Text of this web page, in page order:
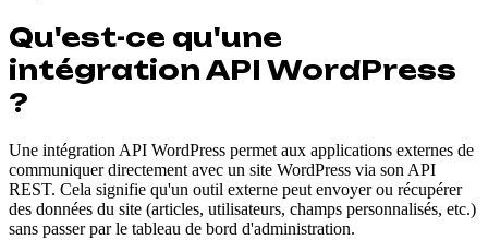
Qu'est-ce qu'une
intégration API WordPress
?
Une intégration API WordPress permet aux applications externes de
communiquer directement avec un site WordPress via son API
REST. Cela signifie qu'un outil externe peut envoyer ou récupérer
des données du site (articles, utilisateurs, champs personnalisés, etc.)
sans passer par le tableau de bord d'administration.